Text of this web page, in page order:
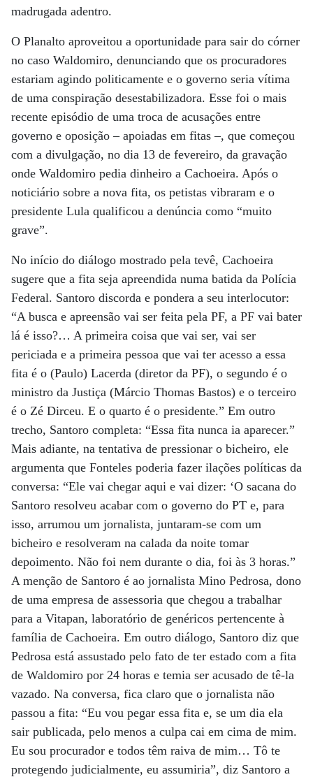
madrugada adentro.
O Planalto aproveitou a oportunidade para sair do córner
no caso Waldomiro, denunciando que os procuradores
estariam agindo politicamente e o governo seria vítima
de uma conspiração desestabilizadora. Esse foi o mais
recente episódio de uma troca de acusações entre
governo e oposição – apoiadas em fitas –, que começou
com a divulgação, no dia 13 de fevereiro, da gravação
onde Waldomiro pedia dinheiro a Cachoeira. Após o
noticiário sobre a nova fita, os petistas vibraram e o
presidente Lula qualificou a denúncia como “muito
grave”.
No início do diálogo mostrado pela tevê, Cachoeira
sugere que a fita seja apreendida numa batida da Polícia
Federal. Santoro discorda e pondera a seu interlocutor:
“A busca e apreensão vai ser feita pela PF, a PF vai bater
lá é isso?… A primeira coisa que vai ser, vai ser
periciada e a primeira pessoa que vai ter acesso a essa
fita é o (Paulo) Lacerda (diretor da PF), o segundo é o
ministro da Justiça (Márcio Thomas Bastos) e o terceiro
é o Zé Dirceu. E o quarto é o presidente.” Em outro
trecho, Santoro completa: “Essa fita nunca ia aparecer.”
Mais adiante, na tentativa de pressionar o bicheiro, ele
argumenta que Fonteles poderia fazer ilações políticas da
conversa: “Ele vai chegar aqui e vai dizer: ‘O sacana do
Santoro resolveu acabar com o governo do PT e, para
isso, arrumou um jornalista, juntaram-se com um
bicheiro e resolveram na calada da noite tomar
depoimento. Não foi nem durante o dia, foi às 3 horas.”
A menção de Santoro é ao jornalista Mino Pedrosa, dono
de uma empresa de assessoria que chegou a trabalhar
para a Vitapan, laboratório de genéricos pertencente à
família de Cachoeira. Em outro diálogo, Santoro diz que
Pedrosa está assustado pelo fato de ter estado com a fita
de Waldomiro por 24 horas e temia ser acusado de tê-la
vazado. Na conversa, fica claro que o jornalista não
passou a fita: “Eu vou pegar essa fita e, se um dia ela
sair publicada, pelo menos a culpa cai em cima de mim.
Eu sou procurador e todos têm raiva de mim… Tô te
protegendo judicialmente, eu assumiria”, diz Santoro a